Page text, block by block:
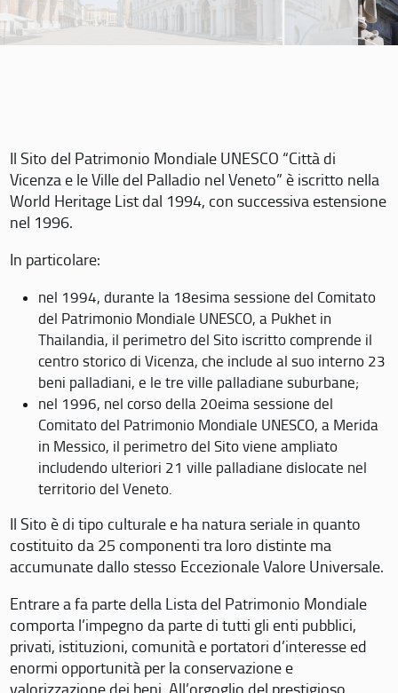
Il Sito del Patrimonio Mondiale UNESCO “Città di
Vicenza e le Ville del Palladio nel Veneto” è iscritto nella
World Heritage List dal 1994, con successiva estensione
nel 1996.
In particolare:
nel 1994, durante la 18esima sessione del Comitato
del Patrimonio Mondiale UNESCO, a Pukhet in
Thailandia, il perimetro del Sito iscritto comprende il
centro storico di Vicenza, che include al suo interno 23
beni palladiani, e le tre ville palladiane suburbane;
nel 1996, nel corso della 20eima sessione del
Comitato del Patrimonio Mondiale UNESCO, a Merida
in Messico, il perimetro del Sito viene ampliato
includendo ulteriori 21 ville palladiane dislocate nel
territorio del Veneto.
Il Sito è di tipo culturale e ha natura seriale in quanto
costituito da 25 componenti tra loro distinte ma
accumunate dallo stesso Eccezionale Valore Universale.
Entrare a fa parte della Lista del Patrimonio Mondiale
comporta l’impegno da parte di tutti gli enti pubblici,
privati, istituzioni, comunità e portatori d’interesse ed
enormi opportunità per la conservazione e